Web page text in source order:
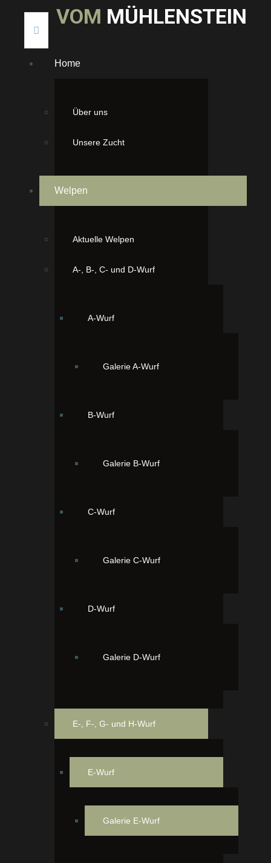
VOM MÜHLENSTEIN
Home
Über uns
Unsere Zucht
Welpen
Aktuelle Welpen
A-, B-, C- und D-Wurf
A-Wurf
Galerie A-Wurf
B-Wurf
Galerie B-Wurf
C-Wurf
Galerie C-Wurf
D-Wurf
Galerie D-Wurf
E-, F-, G- und H-Wurf
E-Wurf
Galerie E-Wurf